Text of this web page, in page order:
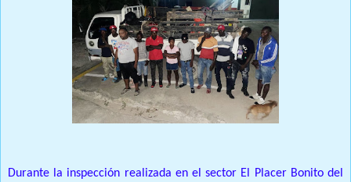
Durante la inspección realizada en el sector El Placer Bonito del